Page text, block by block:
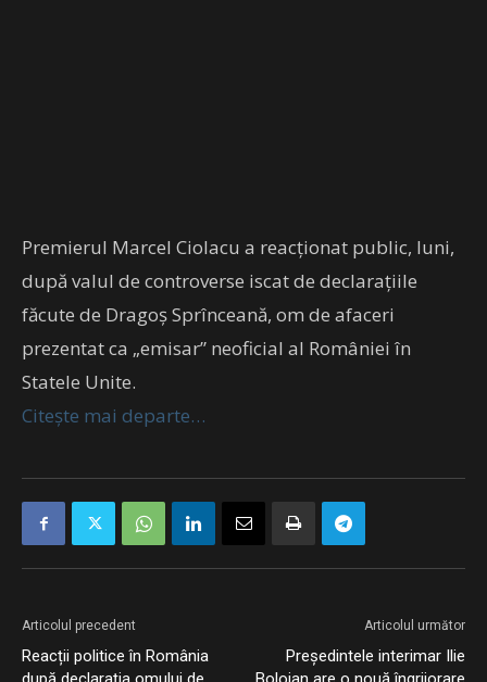
Premierul Marcel Ciolacu a reacționat public, luni,
după valul de controverse iscat de declarațiile
făcute de Dragoș Sprînceană, om de afaceri
prezentat ca „emisar” neoficial al României în
Statele Unite.
Citește mai departe…
Articolul precedent
Reacții politice în România
Articolul următor
Președintele interimar Ilie